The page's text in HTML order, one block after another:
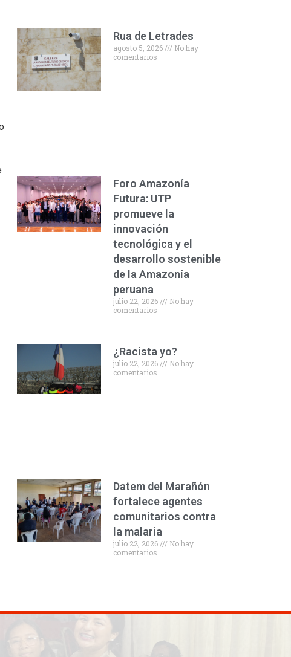
Rua de Letrades
agosto 5, 2026
No hay
comentarios
Foro Amazonía
Futura: UTP
promueve la
innovación
tecnológica y el
desarrollo sostenible
de la Amazonía
peruana
julio 22, 2026
No hay
comentarios
¿Racista yo?
julio 22, 2026
No hay
comentarios
Datem del Marañón
fortalece agentes
comunitarios contra
la malaria
julio 22, 2026
No hay
comentarios